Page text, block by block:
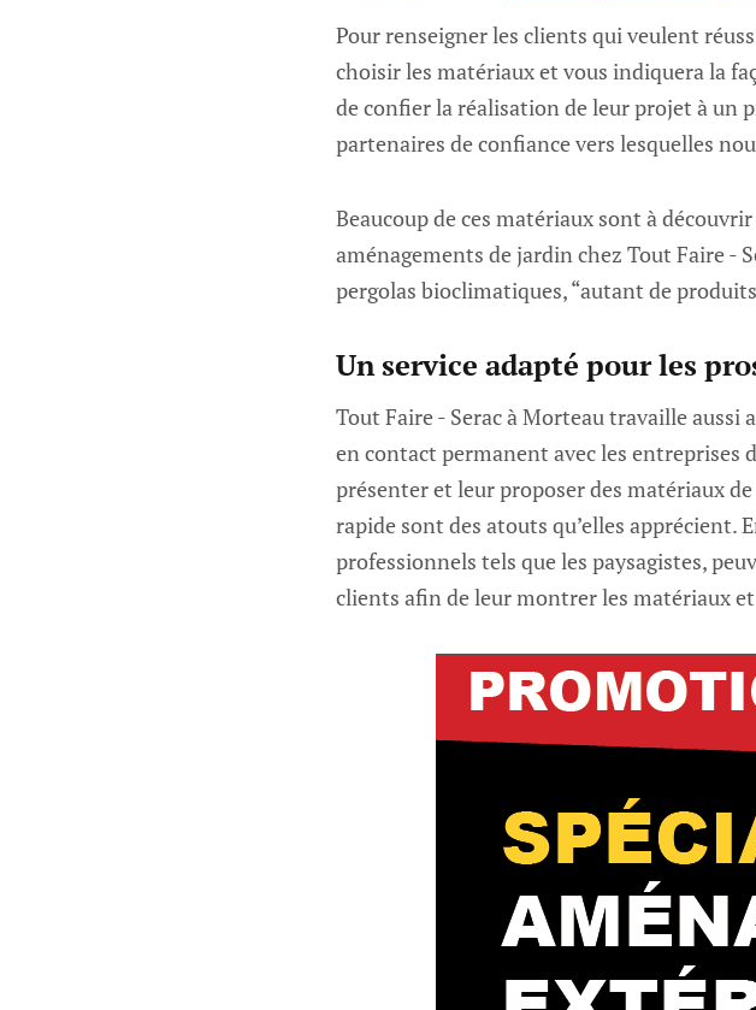
Pour renseigner les clients qui veulent
choisir les matériaux et vous indiquera la
de confier la réalisation de leur projet à un
partenaires de confiance vers lesquelles
Beaucoup de ces matériaux sont à
aménagements de jardin chez Tout Faire -
pergolas bioclimatiques, “autant de
Un service adapté pour les
Tout Faire - Serac à Morteau travaille aussi
en contact permanent avec les
présenter et leur proposer des matériaux
rapide sont des atouts qu’elles apprécient.
professionnels tels que les paysagistes,
clients afin de leur montrer les matériaux